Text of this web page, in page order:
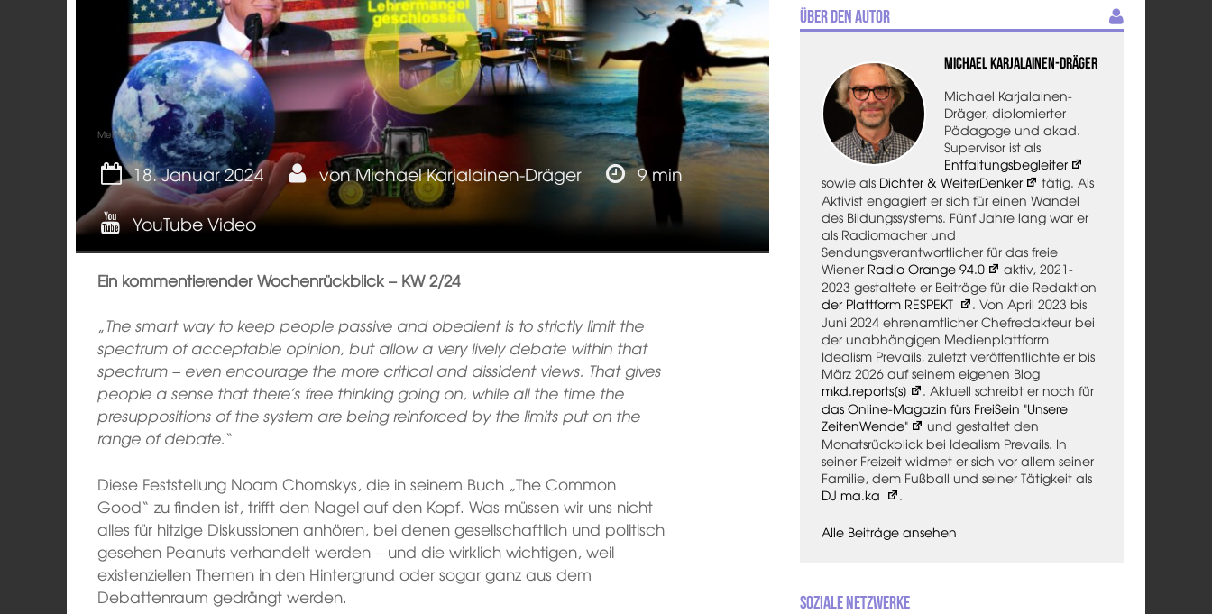
Meinung
18. Januar 2024 vonMichael Karjalainen-Dräger
9 min
YouTube Video
Ein kommentierender Wochenrückblick – KW 2/24
„The smart way to keep people passive and obedient is to strictly limit the
spectrum of acceptable opinion, but allow a very lively debate within that
spectrum – even encourage the more critical and dissident views. That gives
people a sense that there’s free thinking going on, while all the time the
presuppositions of the system are being reinforced by the limits put on the
range of debate.“
Diese Feststellung Noam Chomskys, die in seinem Buch „The Common
Good“ zu finden ist, trifft den Nagel auf den Kopf. Was müssen wir uns nicht
alles für hitzige Diskussionen anhören, bei denen gesellschaftlich und politisch
gesehen Peanuts verhandelt werden – und die wirklich wichtigen, weil
existenziellen Themen in den Hintergrund oder sogar ganz aus dem
Debattenraum gedrängt werden.
Über den Autor
Michael Karjalainen-Dräger
Michael Karjalainen-
Dräger, diplomierter
Pädagoge und akad.
Supervisor ist als
Entfaltungsbegleiter
sowie als Dichter & WeiterDenker
tätig. Als
Aktivist engagiert er sich für einen Wandel
des Bildungssystems. Fünf Jahre lang war er
als Radiomacher und
Sendungsverantwortlicher für das freie
Wiener Radio Orange 94.0
aktiv, 2021-
2023 gestaltete er Beiträge für die Redaktion
der Plattform RESPEKT
. Von April 2023 bis
Juni 2024 ehrenamtlicher Chefredakteur bei
der unabhängigen Medienplattform
Idealism Prevails, zuletzt veröffentlichte er bis
März 2026 auf seinem eigenen Blog
mkd.reports[s]
. Aktuell schreibt er noch für
das Online-Magazin fürs FreiSein "Unsere
ZeitenWende"
und gestaltet den
Monatsrückblick bei Idealism Prevails. In
seiner Freizeit widmet er sich vor allem seiner
Familie, dem Fußball und seiner Tätigkeit als
DJ ma.ka
.
Alle Beiträge ansehen
Soziale Netzwerke